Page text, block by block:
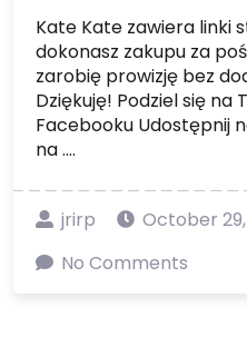
Kate Kate zawiera linki
dokonasz zakupu za
zarobię prowizję bez
Dziękuję! Podziel się
Facebooku Udostępnij
na ....
jrirp
October
No Comments